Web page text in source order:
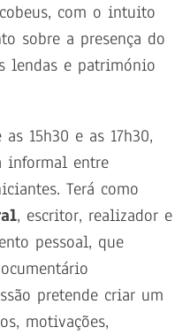
com o intuito
sobre a presença do
lendas e património
as 15h30 e as 17h30,
informal entre
Terá como
, escritor, realizador e
pessoal, que
pretende criar um
motivações,